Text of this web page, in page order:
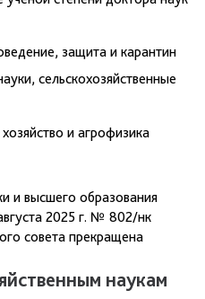
защита и карантин
сельскохозяйственные
и агрофизика
и высшего образования
2025 г. № 802/нк
совета прекращена
наукам